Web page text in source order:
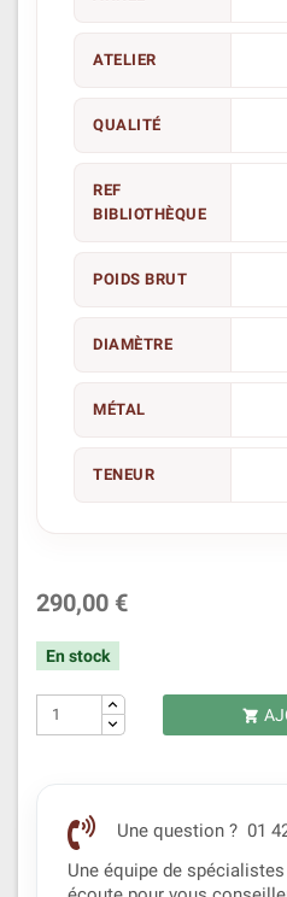
ATELIER
QUALITÉ
REF
BIBLIOTHÈQUE
POIDS BRUT
DIAMÈTRE
MÉTAL
TENEUR
290,00 €
En stock

Une question ? 01
Une équipe de